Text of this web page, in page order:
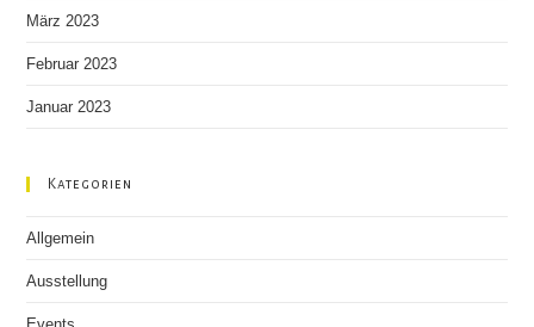
März 2023
Februar 2023
Januar 2023
Kategorien
Allgemein
Ausstellung